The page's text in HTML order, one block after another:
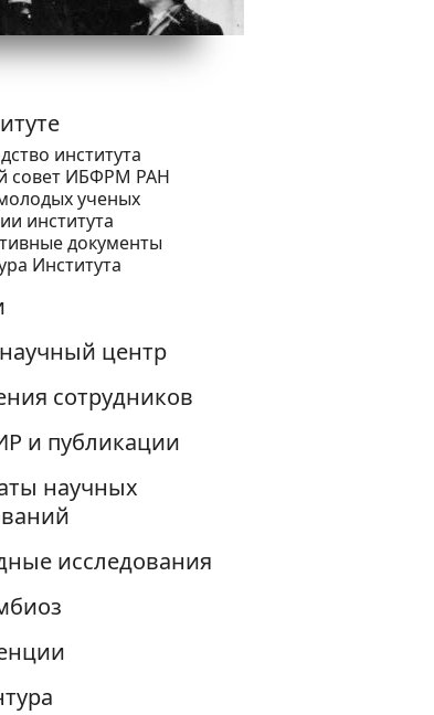
института
cовет ИБФРМ РАН
ученых
института
документы
Института
центр
сотрудников
и публикации
научных
исследования